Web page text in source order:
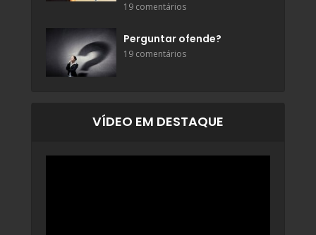
19 comentários
Perguntar ofende?
19 comentários
VÍDEO EM DESTAQUE